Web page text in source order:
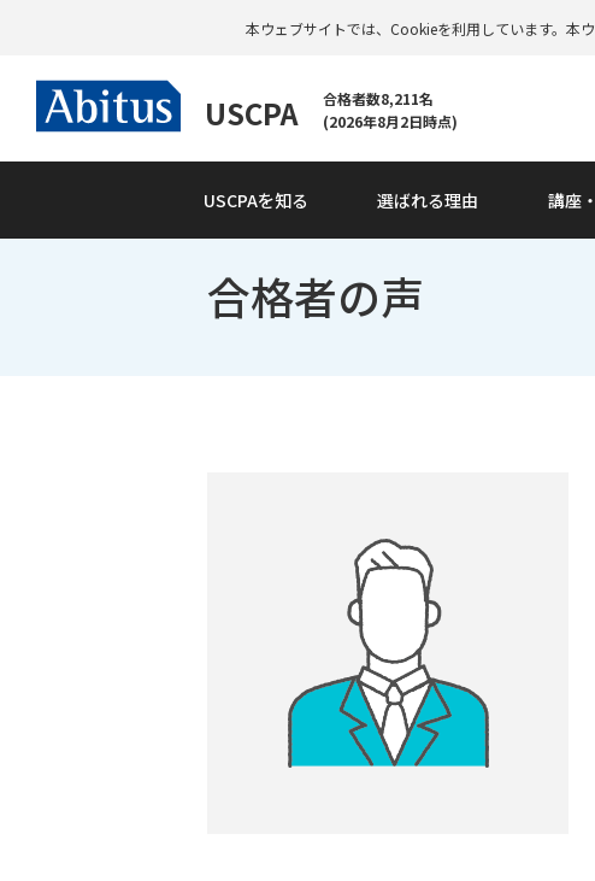
本ウェブサイトでは、Cookieを利用しています。本
USCPA
合格者数8,211名
(2026年8月2日時点)
USCPAを知る 選ばれる理由 講座
合格者の声